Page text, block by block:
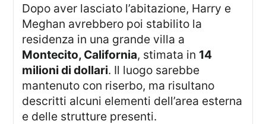
Dopo aver lasciato l’abitazione, Harry e
Meghan avrebbero poi stabilito la
residenza in una grande villa a
Montecito, California, stimata in 14
milioni di dollari. Il luogo sarebbe
mantenuto con riserbo, ma risultano
descritti alcuni elementi dell’area esterna
e delle strutture presenti.